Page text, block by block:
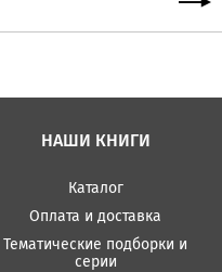
НАШИ КНИГИ
Каталог
Оплата и доставка
Тематические подборки и
серии